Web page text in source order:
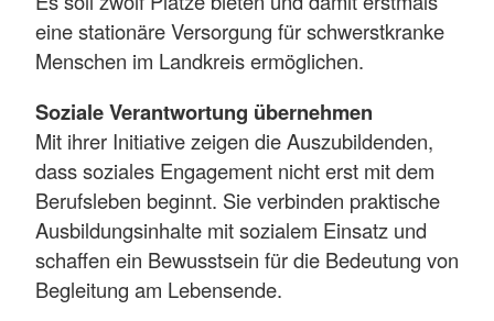
eine stationäre Versorgung für schwerstkranke
Menschen im Landkreis ermöglichen.
Soziale Verantwortung übernehmen
Mit ihrer Initiative zeigen die Auszubildenden,
dass soziales Engagement nicht erst mit dem
Berufsleben beginnt. Sie verbinden praktische
Ausbildungsinhalte mit sozialem Einsatz und
schaffen ein Bewusstsein für die Bedeutung von
Begleitung am Lebensende.